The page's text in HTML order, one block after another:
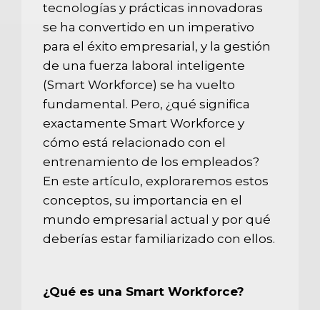
tecnologías y prácticas innovadoras
se ha convertido en un imperativo
para el éxito empresarial, y la gestión
de una fuerza laboral inteligente
(Smart Workforce) se ha vuelto
fundamental. Pero, ¿qué significa
exactamente Smart Workforce y
cómo está relacionado con el
entrenamiento de los empleados?
En este artículo, exploraremos estos
conceptos, su importancia en el
mundo empresarial actual y por qué
deberías estar familiarizado con ellos.
¿Qué es una Smart Workforce?